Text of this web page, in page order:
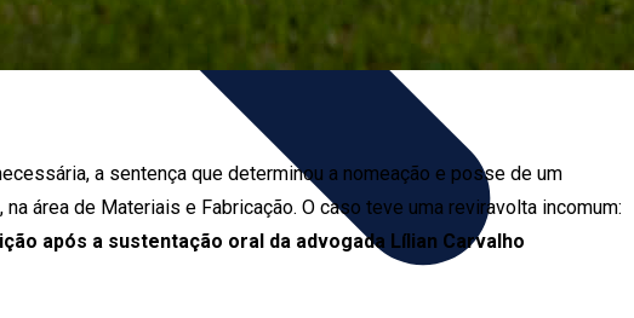
a sentença que determinou a nomeação e posse de um
área de Materiais e Fabricação. O caso teve uma reviravolta incomum:
após a sustentação oral da advogada Lílian Carvalho